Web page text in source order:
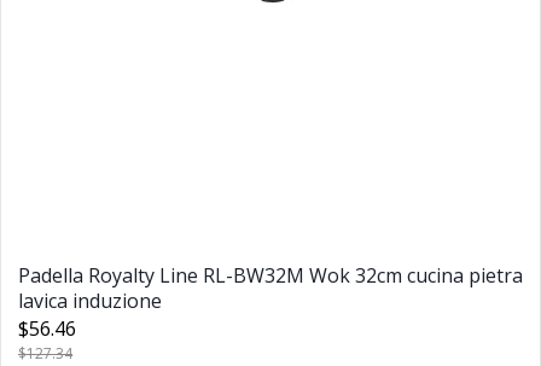
Padella Royalty Line RL-BW32M Wok 32cm cucina pietra
lavica induzione
$56.46
$127.34